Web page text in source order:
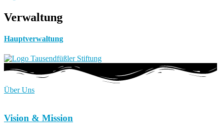
Verwaltung
Hauptverwaltung
Über Uns
Vision & Mission